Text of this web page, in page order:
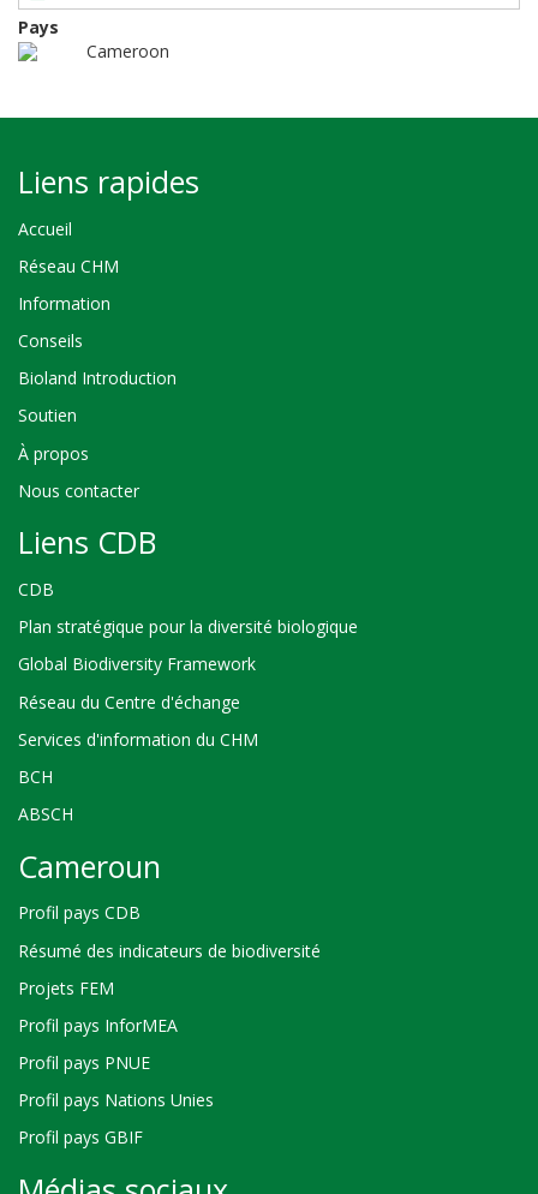
Pays
Cameroon
Liens rapides
Accueil
Réseau CHM
Information
Conseils
Bioland Introduction
Soutien
À propos
Nous contacter
Liens CDB
CDB
Plan stratégique pour la diversité biologique
Global Biodiversity Framework
Réseau du Centre d'échange
Services d'information du CHM
BCH
ABSCH
Cameroun
Profil pays CDB
Résumé des indicateurs de biodiversité
Projets FEM
Profil pays InforMEA
Profil pays PNUE
Profil pays Nations Unies
Profil pays GBIF